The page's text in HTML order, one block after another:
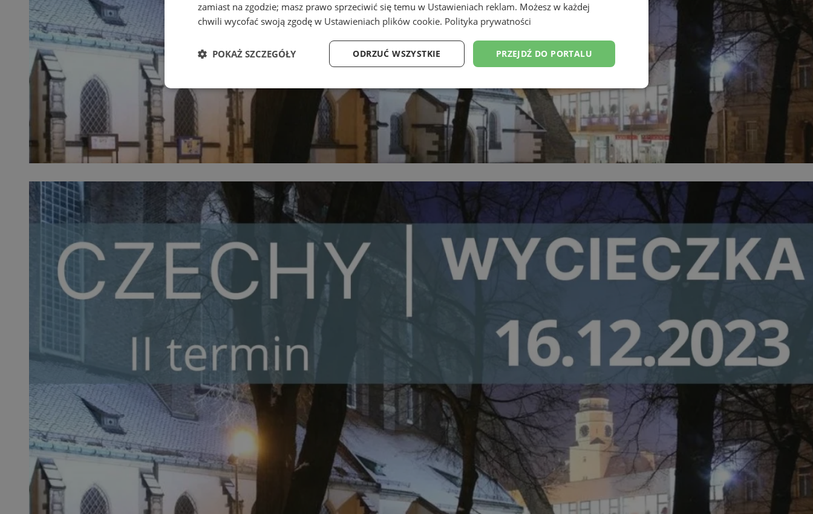
zamiast na zgodzie; masz prawo sprzeciwić się temu w Ustawieniach reklam. Możesz w każdej
chwili wycofać swoją zgodę w Ustawieniach plików cookie. Polityka prywatności
PRZEJDŹ DO PORTALU
ODRZUĆ WSZYSTKIE
POKAŻ SZCZEGÓŁY
Niezbędne Wydajność Targetowanie Funkcjonalność Niesklasyfikowane
Niezbędne pliki cookie umożliwiają korzystanie z podstawowych funkcji strony internetowej, takich jak logowanie użytkownika i
zarządzanie kontem. Bez niezbędnych plików cookie nie można prawidłowo korzystać ze strony internetowej.
Provider/
Domena
Okres
SessID orzesze.com.pl
Ten plik cookie przechowuje identyfikator sesji.
orzesze.com.pl 1 rok
Ten plik cookie przechowuje identyfikator sesji.
MvSessID
prywatności podczas korzystania z witryny. Rejestruje
wybory dotyczące polityki prywatności i ustawień
zgody, zapewniając ich przestrzeganie w kolejnych
wizytach. Dzięki temu użytkownik nie musi ponownie
konfigurować swoich preferencji, co zwiększa wygodę i
zgodność z regulacjami ochrony danych.
__cf_bm
Cloudflare
29 minut 59
sekund
Ten plik cookie służy do rozróżniania ludzi i botów. Jest
to korzystne dla strony internetowej, ponieważ
umożliwia tworzenie ważnych raportów na temat
korzystania z jej witryny internetowej.
CookieScriptConsent
CookieScript
orzesze.com.pl
4 tygodnie 2 dni
Ten plik cookie jest używany przez usługę Cookie-
Script.com do zapamiętywania preferencji dotyczących
zgody użytkownika na pliki cookie. Jest to konieczne,
aby baner cookie Cookie-Script.com działał poprawnie.
__cf_bm
Cloudflare
.twitter.com
29 minut 55
sekund
Ten plik cookie służy do rozróżniania ludzi i botów. Jest
to korzystne dla strony internetowej, ponieważ
umożliwia tworzenie ważnych raportów na temat
korzystania z jej witryny internetowej.
Google Privacy Policy